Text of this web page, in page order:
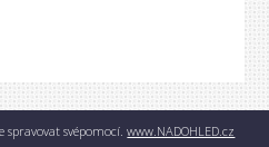
spravovat svépomocí.www.NADOHLED.cz